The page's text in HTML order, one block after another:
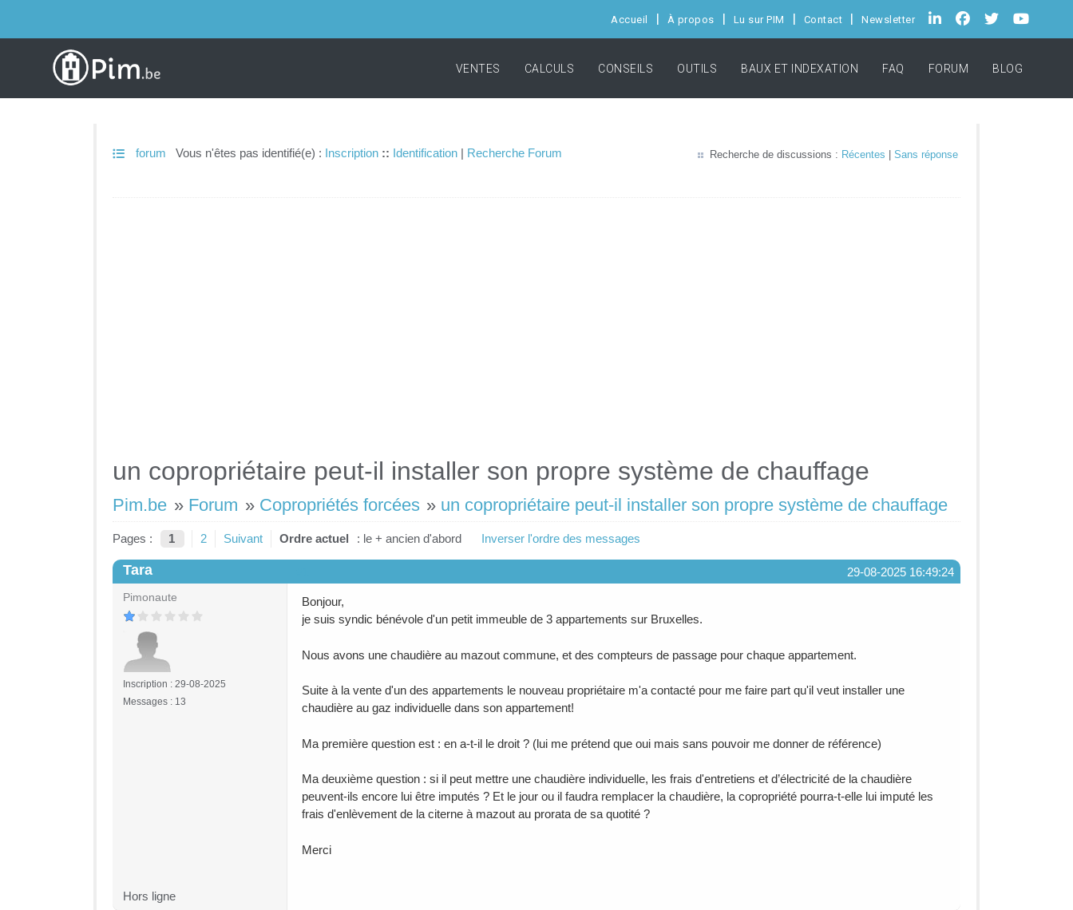
Accueil À propos Lu sur PIM Contact Newsletter
VENTES CALCULS CONSEILS OUTILS BAUX ET INDEXATION FAQ FORUM BLOG
forum Vous n'êtes pas identifié(e) : Inscription :: Identification | Recherche Forum Recherche de discussions : Récentes Sans réponse
un copropriétaire peut-il installer son propre système de chauffage
Pim.be » Forum » Copropriétés forcées » un copropriétaire peut-il installer son propre système de chauffage
Pages : 1 2 Suivant Ordre actuel : le + ancien d'abord Inverser l'ordre des messages
29-08-2025 16:49:24
Tara
Pimonaute
Inscription : 29-08-2025
Messages : 13
Bonjour,
je suis syndic bénévole d'un petit immeuble de 3 appartements sur Bruxelles.
Nous avons une chaudière au mazout commune, et des compteurs de passage pour chaque appartement.
Suite à la vente d'un des appartements le nouveau propriétaire m'a contacté pour me faire part qu'il veut installer une
chaudière au gaz individuelle dans son appartement!
Ma première question est : en a-t-il le droit ? (lui me prétend que oui mais sans pouvoir me donner de référence)
Ma deuxième question : si il peut mettre une chaudière individuelle, les frais d'entretiens et d’électricité de la chaudière
peuvent-ils encore lui être imputés ? Et le jour ou il faudra remplacer la chaudière, la copropriété pourra-t-elle lui imputé les
frais d'enlèvement de la citerne à mazout au prorata de sa quotité ?
Merci
Hors ligne